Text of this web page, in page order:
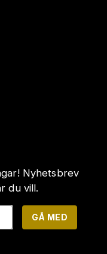
Nyhetsbrev
du vill.
GÅ MED